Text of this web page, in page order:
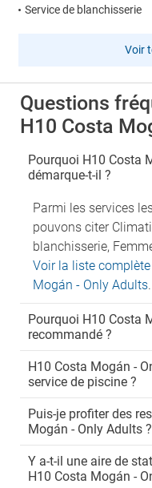
Service de blanchisserie
Voir
Questions
H10 Costa
Pourquoi H10 Costa
démarque-t-il ?
Parmi les services
pouvons citer
blanchisserie,
Voir la liste
Mogán - Only Adults.
Pourquoi H10 Costa
recommandé ?
H10 Costa Mogán -
service de piscine ?
Puis-je profiter des
Mogán - Only Adults ?
Y a-t-il une aire de
H10 Costa Mogán -